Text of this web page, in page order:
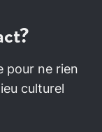
pour ne rien
culturel